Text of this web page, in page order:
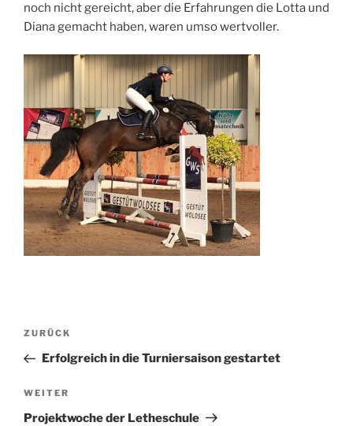
noch nicht gereicht, aber die Erfahrungen die Lotta und
Diana gemacht haben, waren umso wertvoller.
Beitragsnavigation
Vorheriger
Beitrag
ZURÜCK
Erfolgreich in die Turniersaison gestartet
Nächster
Beitrag
WEITER
Projektwoche der Letheschule